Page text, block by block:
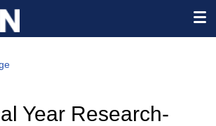
Year Research-